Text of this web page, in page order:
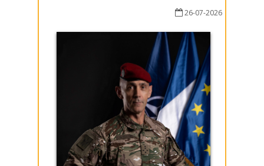
26-07-2026